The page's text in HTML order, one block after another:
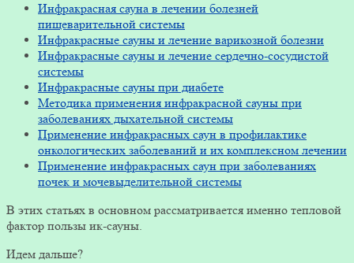
Инфракрасная сауна в лечении болезней
пищеварительной системы
Инфракрасные сауны и лечение варикозной болезни
Инфракрасные сауны и лечение сердечно-сосудистой
системы
Инфракрасные сауны при диабете
Методика применения инфракрасной сауны при
заболеваниях дыхательной системы
Применение инфракрасных саун в профилактике
онкологических заболеваний и их комплексном лечении
Применение инфракрасных саун при заболеваниях
почек и мочевыделительной системы
В этих статьях в основном рассматривается именно тепловой
фактор пользы ик-сауны.
Идем дальше?